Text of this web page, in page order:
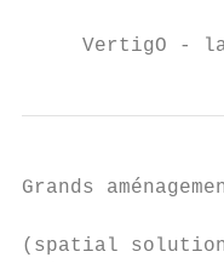
VertigO -
Grands
(spatial